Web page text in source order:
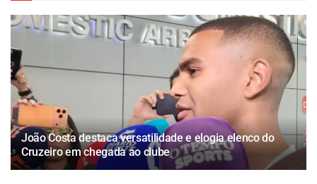
João Costa destaca versatilidade e elogia elenco do
Cruzeiro em chegada ao clube